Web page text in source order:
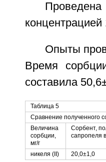
Опыты
Время
составила
Таблица 5
Сравнение полученного
Величина
сорбции,
мг/г
Сорбент,
сапропеля
никеля (II) 20,0±1,0